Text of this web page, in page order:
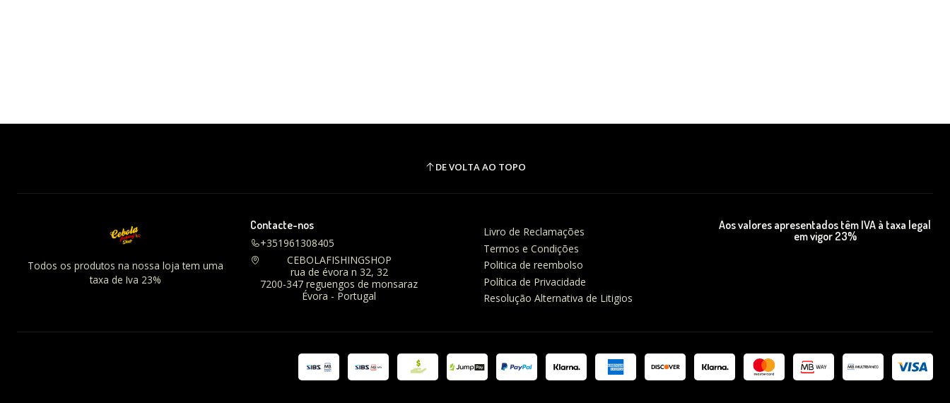
DE VOLTA AO TOPO
Todos os produtos na nossa loja tem uma
taxa de Iva 23%
Contacte-nos
+351961308405
CEBOLAFISHINGSHOP
rua de évora n 32, 32
7200-347 reguengos de monsaraz
Évora - Portugal
Livro de Reclamações
Termos e Condições
Politica de reembolso
Política de Privacidade
Resolução Alternativa de Litigios
Aos valores apresentados têm IVA à taxa legal
em vigor 23%